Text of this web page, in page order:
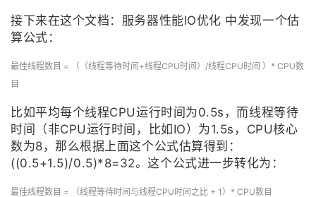
接下来在这个文档：服务器性能IO优化 中发现一个估
算公式：
最佳线程数目 = （（线程等待时间+线程CPU时间）/线程CPU时间 ）* CPU数
目
比如平均每个线程CPU运行时间为0.5s，而线程等待
时间（非CPU运行时间，比如IO）为1.5s，CPU核心
数为8，那么根据上面这个公式估算得到：
((0.5+1.5)/0.5)*8=32。这个公式进一步转化为：
最佳线程数目 = （线程等待时间与线程CPU时间之比 + 1）* CPU数目